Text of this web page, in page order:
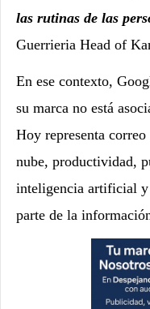
las rutinas de las
Guerrieria Head of
En ese contexto,
su marca no está
Hoy representa
nube, productividad,
inteligencia artificial y
parte de la